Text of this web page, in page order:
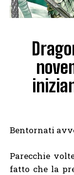
Bentornati
Parecchie
fatto che la